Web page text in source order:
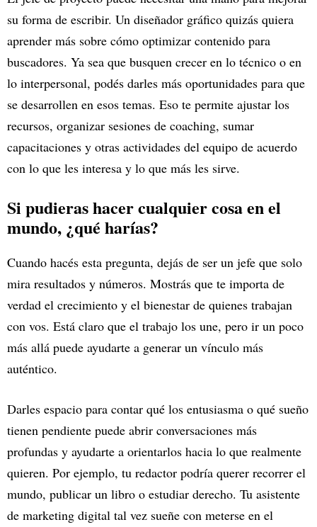
su forma de escribir. Un diseñador gráfico quizás quiera
aprender más sobre cómo optimizar contenido para
buscadores. Ya sea que busquen crecer en lo técnico o en
lo interpersonal, podés darles más oportunidades para que
se desarrollen en esos temas. Eso te permite ajustar los
recursos, organizar sesiones de coaching, sumar
capacitaciones y otras actividades del equipo de acuerdo
con lo que les interesa y lo que más les sirve.
Si pudieras hacer cualquier cosa en el
mundo, ¿qué harías?
Cuando hacés esta pregunta, dejás de ser un jefe que solo
mira resultados y números. Mostrás que te importa de
verdad el crecimiento y el bienestar de quienes trabajan
con vos. Está claro que el trabajo los une, pero ir un poco
más allá puede ayudarte a generar un vínculo más
auténtico.
Darles espacio para contar qué los entusiasma o qué sueño
tienen pendiente puede abrir conversaciones más
profundas y ayudarte a orientarlos hacia lo que realmente
quieren. Por ejemplo, tu redactor podría querer recorrer el
mundo, publicar un libro o estudiar derecho. Tu asistente
de marketing digital tal vez sueñe con meterse en el